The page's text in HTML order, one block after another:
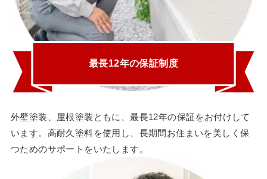
最長12年の保証制度
外壁塗装、屋根塗装ともに、最長12年の保証をお付けして
います。高耐久塗料を使用し、長期間お住まいを美しく保
つためのサポートをいたします。